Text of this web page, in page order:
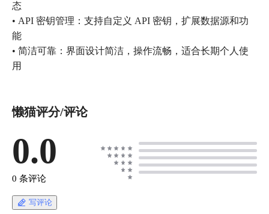
态
• API 密钥管理：支持自定义 API 密钥，扩展数据源和功
能
• 简洁可靠：界面设计简洁，操作流畅，适合长期个人使
用
懒猫评分/评论
0.0
0 条评论
写评论